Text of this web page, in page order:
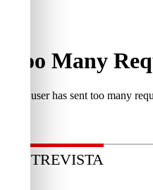
ENTREVISTA